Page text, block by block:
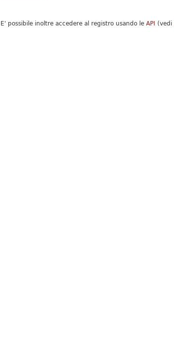
E' possibile inoltre accedere al registro usando le API (vedi